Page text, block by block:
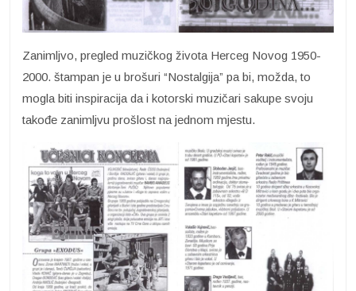
Zanimljvo, pregled muzičkog života Herceg Novog 1950-
2000. štampan je u brošuri “Nostalgija” pa bi, možda, to
mogla biti inspiracija da i kotorski muzičari sakupe svoju
takođe zanimljvu prošlost na jednom mjestu.